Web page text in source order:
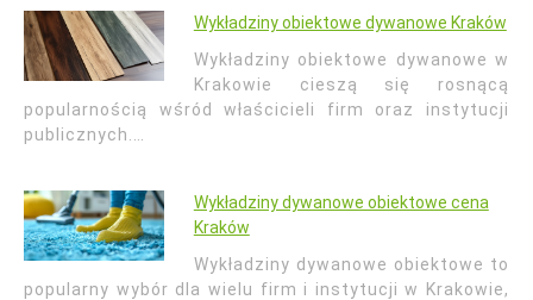
Wykładziny obiektowe dywanowe Kraków
Wykładziny obiektowe dywanowe w
Krakowie cieszą się rosnącą
popularnością wśród właścicieli firm oraz instytucji
publicznych.…
Wykładziny dywanowe obiektowe cena
Kraków
Wykładziny dywanowe obiektowe to
popularny wybór dla wielu firm i instytucji w Krakowie,